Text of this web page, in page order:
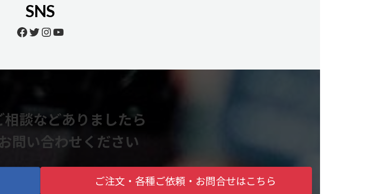
SNS
Facebook
Twitter
Instagram
YouTube
相談などありましたら
問い合わせください
ご注文・各種ご依頼・お問合せはこちら